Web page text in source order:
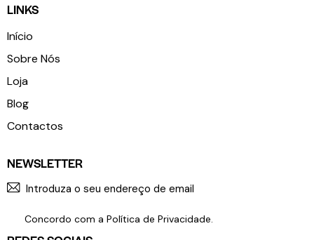
LINKS
Início
Sobre Nós
Loja
Blog
Contactos
NEWSLETTER
Concordo com a Política de Privacidade.